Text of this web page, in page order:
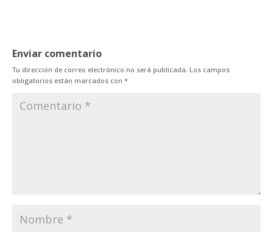
Enviar comentario
Tu dirección de correo electrónico no será publicada. Los campos
obligatorios están marcados con *